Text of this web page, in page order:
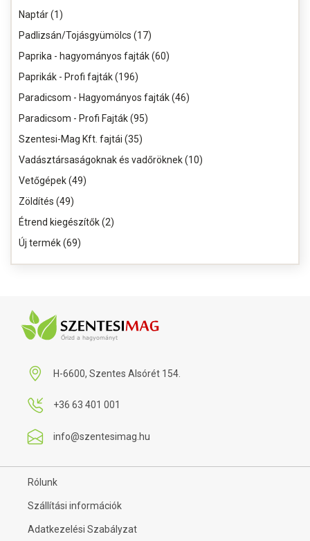
Naptár (1)
Padlizsán/Tojásgyümölcs (17)
Paprika - hagyományos fajták (60)
Paprikák - Profi fajták (196)
Paradicsom - Hagyományos fajták (46)
Paradicsom - Profi Fajták (95)
Szentesi-Mag Kft. fajtái (35)
Vadásztársaságoknak és vadőröknek (10)
Vetőgépek (49)
Zöldítés (49)
Étrend kiegészítők (2)
Új termék (69)
H-6600, Szentes Alsórét 154.
+36 63 401 001
info@szentesimag.hu
Rólunk
Szállítási információk
Adatkezelési Szabályzat